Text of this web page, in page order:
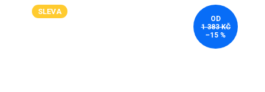
SLEVA
OD
1 383 KČ
–15 %